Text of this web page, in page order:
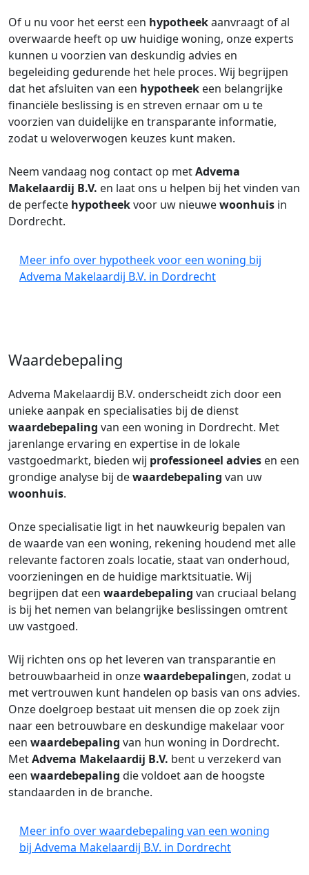
Of u nu voor het eerst een hypotheekaanvraagt of al
overwaarde heeft op uw huidige woning, onze experts
kunnen u voorzien van deskundig advies en
begeleiding gedurende het hele proces. Wij begrijpen
dat het afsluiten van een hypotheek een belangrijke
financiële beslissing is en streven ernaar om u te
voorzien van duidelijke en transparante informatie,
zodat u weloverwogen keuzes kunt maken.
Neem vandaag nog contact op metAdvema
Makelaardij B.V. en laat ons u helpen bij het vinden van
de perfecte hypotheekvoor uw nieuwewoonhuis in
Dordrecht.
Meer info over hypotheek voor een woning bij
Advema Makelaardij B.V. in Dordrecht
Waardebepaling
Advema Makelaardij B.V. onderscheidt zich door een
unieke aanpak en specialisaties bij de dienst
waardebepaling van een woning in Dordrecht. Met
jarenlange ervaring en expertise in de lokale
vastgoedmarkt, bieden wij professioneel advies en een
grondige analyse bij dewaardebepaling van uw
woonhuis.
Onze specialisatie ligt in het nauwkeurig bepalen van
de waarde van een woning, rekening houdend met alle
relevante factoren zoals locatie, staat van onderhoud,
voorzieningen en de huidige marktsituatie. Wij
begrijpen dat een waardebepaling van cruciaal belang
is bij het nemen van belangrijke beslissingen omtrent
uw vastgoed.
Wij richten ons op het leveren van transparantie en
betrouwbaarheid in onzewaardebepalingen, zodat u
met vertrouwen kunt handelen op basis van ons advies.
Onze doelgroep bestaat uit mensen die op zoek zijn
naar een betrouwbare en deskundige makelaar voor
een waardebepaling van hun woning in Dordrecht.
MetAdvema Makelaardij B.V. bent u verzekerd van
een waardebepaling die voldoet aan de hoogste
standaarden in de branche.
Meer info over waardebepaling van een woning
bij Advema Makelaardij B.V. in Dordrecht